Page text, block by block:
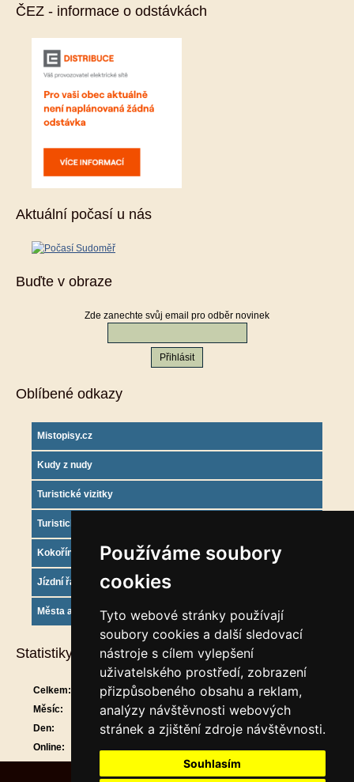
Používáme soubory
cookies
Tyto webové stránky používají
soubory cookies a další sledovací
nástroje s cílem vylepšení
uživatelského prostředí, zobrazení
přizpůsobeného obsahu a reklam,
analýzy návštěvnosti webových
stránek a zjištění zdroje návštěvnosti.
Souhlasím
ČEZ - informace o odstávkách
Aktuální počasí u nás
Buďte v obraze
Zde zanechte svůj email pro odběr novinek
Oblíbené odkazy
Mistopisy.cz
Kudy z nudy
Turistické vizitky
Turistický deník
Kokořínsko info
Jízdní řády
Města a obce
Statistiky
Online:
Celkem:
913360
Měsíc:
30675
Den: